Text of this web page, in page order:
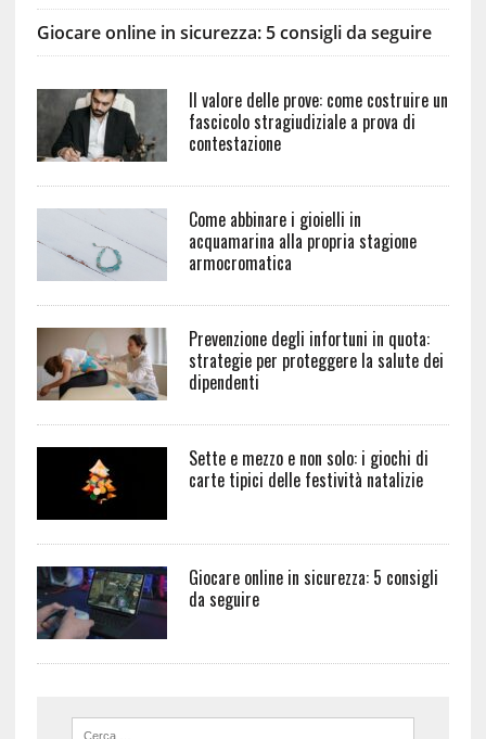
Giocare online in sicurezza: 5 consigli da seguire
Il valore delle prove: come costruire un
fascicolo stragiudiziale a prova di
contestazione
Come abbinare i gioielli in
acquamarina alla propria stagione
armocromatica
Prevenzione degli infortuni in quota:
strategie per proteggere la salute dei
dipendenti
Sette e mezzo e non solo: i giochi di
carte tipici delle festività natalizie
Giocare online in sicurezza: 5 consigli
da seguire